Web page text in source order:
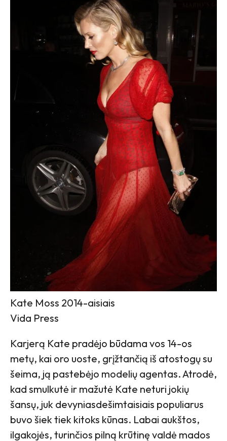
Kate Moss 2014-aisiais
Vida Press
Karjerą Kate pradėjo būdama vos 14-os
metų, kai oro uoste, grįžtančią iš atostogų su
šeima, ją pastebėjo modelių agentas. Atrodė,
kad smulkutė ir mažutė Kate neturi jokių
šansų, juk devyniasdešimtaisiais populiarus
buvo šiek tiek kitoks kūnas. Labai aukštos,
ilgakojės, turinčios pilną krūtinę valdė mados